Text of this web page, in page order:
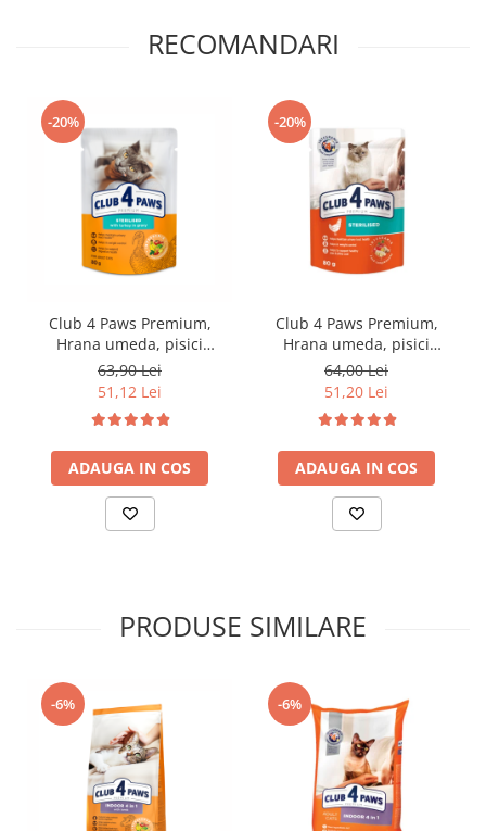
RECOMANDARI
-20%
Club 4 Paws Premium,
Hrana umeda, pisici
sterilizate, curcan in sos,
24x85g
63,90 Lei
51,12 Lei
ADAUGA IN COS
-20%
Club 4 Paws Premium,
Hrana umeda, pisici
sterilizate, 24x80g
64,00 Lei
51,20 Lei
ADAUGA IN COS
PRODUSE SIMILARE
-6% -6%